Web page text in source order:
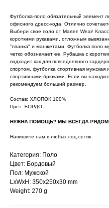
Футболка-поло обязательный элемент
офисного дресс-кода. Отлично
Выбери свое поло от Marten Wear!
короткими рукавами, отложным
"планка" и манжетами. Футболка поло
четко обозначает ее. Рубашка с
подходит как для повседневного
спортом, футболка спортивная
спортивными брюками. Если вы
рекомендуем больший размер.
Состав: ХЛОПОК 100%
Цвет: БОРДО
НУЖНА ПОМОЩЬ? МЫ ВСЕГДА РЯДОМ.
Напишите нам в любых соц.сетях
Категория: Поло
Цвет: Бордовый
Пол: Мужской
LxWxH: 350x250x30 mm
Weight: 270 g